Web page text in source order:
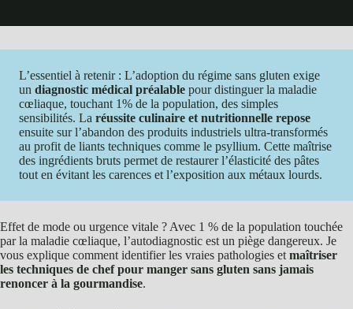
L’essentiel à retenir : L’adoption du régime sans gluten exige
un diagnostic médical préalable pour distinguer la maladie
cœliaque, touchant 1% de la population, des simples
sensibilités. La réussite culinaire et nutritionnelle repose
ensuite sur l’abandon des produits industriels ultra-transformés
au profit de liants techniques comme le psyllium. Cette maîtrise
des ingrédients bruts permet de restaurer l’élasticité des pâtes
tout en évitant les carences et l’exposition aux métaux lourds.
Effet de mode ou urgence vitale ? Avec 1 % de la population touchée
par la maladie cœliaque, l’autodiagnostic est un piège dangereux. Je
vous explique comment identifier les vraies pathologies et maîtriser
les techniques de chef pour manger sans gluten sans jamais
renoncer à la gourmandise.